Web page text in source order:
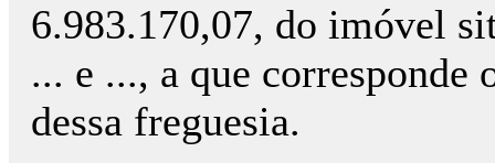
6.983.170,07, do imóvel
... e ..., a que
dessa freguesia.